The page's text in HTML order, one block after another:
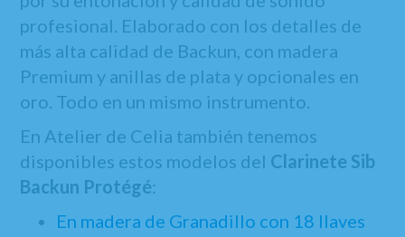
profesional. Elaborado con los detalles de
más alta calidad de Backun, con madera
Premium y anillas de plata y opcionales en
oro. Todo en un mismo instrumento.
En Atelier de Celia también tenemos
disponibles estos modelos del Clarinete Sib
Backun Protégé:
En madera de Granadillo con 18 llaves